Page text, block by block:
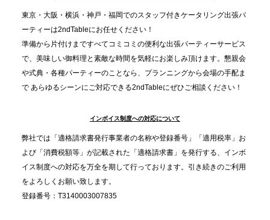
2025.11.21
プレスリリースのご案内｜忘年会は“移動時間ゼロ
分”の時代へ。法人注文が前年比5倍に伸びた「宅配
オードブル」が提案する、新しい乾杯文化
プレスリリースのご案内｜職場で完結する“忘年会・
納会ケータリング”が人気。幹事負担を軽減し、社内
コミュニケーションを促進
東京・大阪・横浜・神戸・福岡でのスタッフ付きケータリング出張パ
ーティーは2ndTableにお任せください！
準備から片付けまですべてコミコミの便利な出張パーティーサービス
で、美味しい御料理と素敵な時間を気軽にお楽しみ頂けます。懇親会
や式典・各種パーティーのことなら、プランニングから会場の手配ま
で あらゆるシーンにご対応できる2ndTableにぜひご相談ください！
インボイス制度への対応について
弊社では「適格請求書発行事業者の名称や登録番号」「適用税率」お
よび「消費税額等」が記載された「適格請求書」を発行する、インボ
イス制度への対応を万全を期して行っております。引き続きのご利用
をよろしくお願い致します。
登録番号：T3140003007835